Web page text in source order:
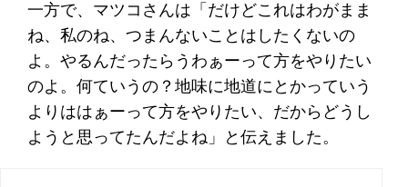
一方で、マツコさんは「だけどこれはわがまま
ね、私のね、つまんないことはしたくないの
よ。やるんだったらうわぁーって方をやりたい
のよ。何ていうの？地味に地道にとかっていう
よりははぁーって方をやりたい、だからどうし
ようと思ってたんだよね」と伝えました。